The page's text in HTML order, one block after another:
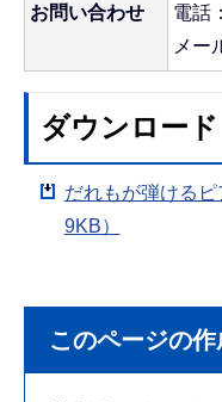
お問い合わせ
電話
メー
ダウンロード
だれもが弾ける
9KB）
このページの作